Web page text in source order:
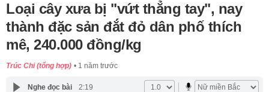
Loại cây xưa bị "vứt thẳng tay", nay
thành đặc sản đắt đỏ dân phố thích
mê, 240.000 đồng/kg
Trúc Chi (tổng hợp) 1 năm trước
Nghe đọc bài 2:19